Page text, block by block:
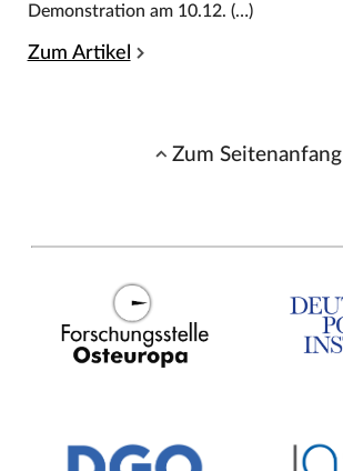
Demonstration am 10.12. (…)
Zum Artikel
Zum Seitenanfang